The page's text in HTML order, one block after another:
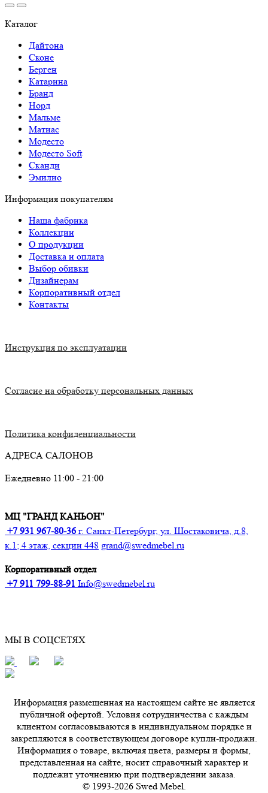
Каталог
Дайтона
Сконе
Берген
Катарина
Бранд
Норд
Мальме
Матиас
Модесто
Модесто Soft
Сканди
Эмилио
Информация покупателям
Наша фабрика
Коллекции
О продукции
Доставка и оплата
Выбор обивки
Дизайнерам
Корпоративный отдел
Контакты
Инструкция по эксплуатации
Согласие на обработку персональных данных
Политика конфиденциальности
АДРЕСА САЛОНОВ
Ежедневно 11:00 - 21:00
МЦ "ГРАНД КАНЬОН"
+7 931 967-80-36 г. Санкт-Петербург, ул. Шостаковича, д.8,
к.1; 4 этаж, секции 448 grand@swedmebel.ru
Корпоративный отдел
+7 911 799-88-91‬ Info@swedmebel.ru
МЫ В СОЦСЕТЯХ
Информация размещенная на настоящем сайте не является
публичной офертой. Условия сотрудничества с каждым
клиентом согласовываются в индивидуальном порядке и
закрепляются в соответствующем договоре купли-продажи.
Информация о товаре, включая цвета, размеры и формы,
представленная на сайте, носит справочный характер и
подлежит уточнению при подтверждении заказа.
© 1993-2026 Swed Mebel.